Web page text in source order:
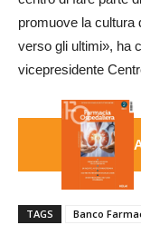
promuove la cultura
verso gli ultimi», ha
vicepresidente
TAGS Banco